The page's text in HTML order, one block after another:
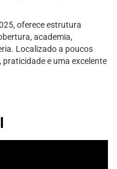
oferece estrutura
academia,
Localizado a poucos
e uma excelente